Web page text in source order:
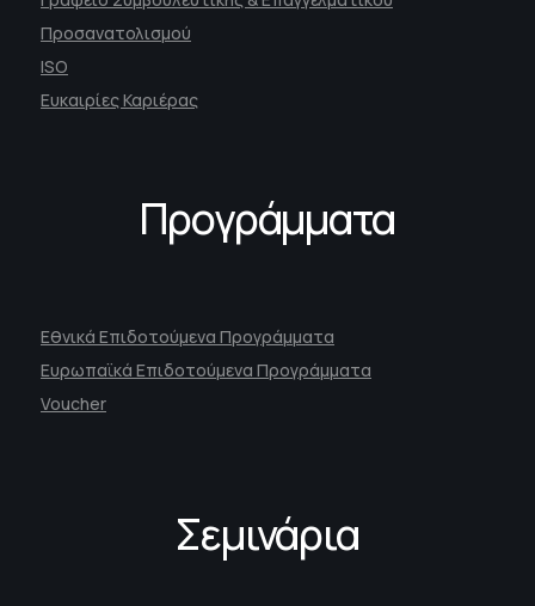
Προσανατολισμού
ISO
Ευκαιρίες Καριέρας
Προγράμματα
Εθνικά Επιδοτούμενα Προγράμματα
Ευρωπαϊκά Επιδοτούμενα Προγράμματα
Voucher
Σεμινάρια